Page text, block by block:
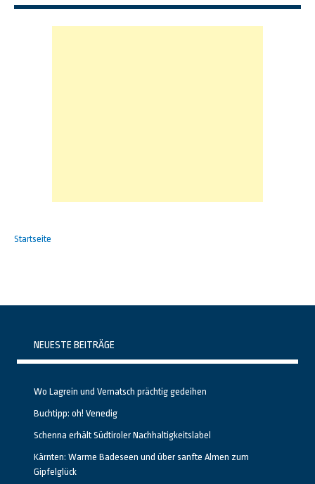
Startseite
NEUESTE BEITRÄGE
Wo Lagrein und Vernatsch prächtig gedeihen
Buchtipp: oh! Venedig
Schenna erhält Südtiroler Nachhaltigkeitslabel
Kärnten: Warme Badeseen und über sanfte Almen zum
Gipfelglück